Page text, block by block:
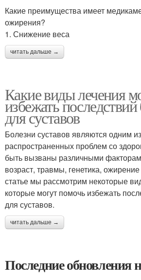
Какие преимущества имеет
ожирения?
1. Снижение веса
читать дальше →
Какие виды лечения
избежать
для суставов
Болезни суставов являются одним
распространенных проблем со
быть вызваны различными
возраст, травмы, генетика,
статье мы рассмотрим некоторые
которые могут помочь избежать
для суставов.
читать дальше →
Последние обновления